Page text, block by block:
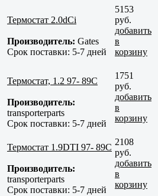
Термостат 2.0dCi
Производитель: Gates
Срок поставки: 5-7 дней
5153
руб.
добавить
в
корзину
Термостат, 1.2 97- 89С
Производитель:
transporterparts
Срок поставки: 5-7 дней
1751
руб.
добавить
в
корзину
Термостат 1.9DTI 97- 89С
Производитель:
transporterparts
Срок поставки: 5-7 дней
2108
руб.
добавить
в
корзину